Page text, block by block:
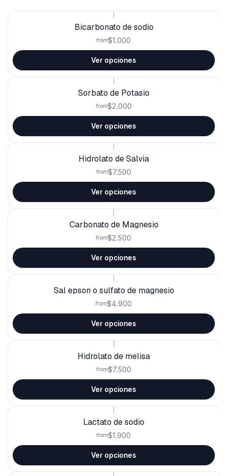
Bicarbonato de sodio
from$1.000
Ver opciones
Sorbato de Potasio
from$2.000
Ver opciones
Hidrolato de Salvia
from$7.500
Ver opciones
Carbonato de Magnesio
from$2.500
Ver opciones
Sal epson o sulfato de magnesio
from$4.900
Ver opciones
Hidrolato de melisa
from$7.500
Ver opciones
Lactato de sodio
from$1.900
Ver opciones